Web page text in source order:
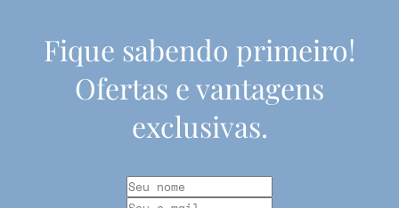
Fique sabendo primeiro!
Ofertas e vantagens
exclusivas.